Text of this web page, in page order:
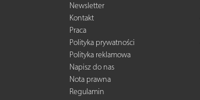
Newsletter
Kontakt
Praca
Polityka prywatności
Polityka reklamowa
Napisz do nas
Nota prawna
Regulamin